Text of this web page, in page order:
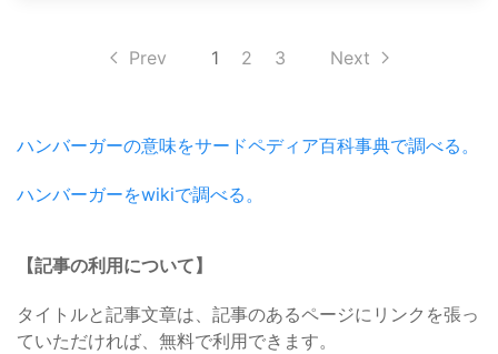
Prev 1 2 3 Next
ハンバーガーの意味をサードペディア百科事典で調べる。
ハンバーガーをwikiで調べる。
【記事の利用について】
タイトルと記事文章は、記事のあるページにリンクを張っ
ていただければ、無料で利用できます。